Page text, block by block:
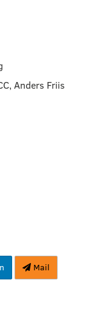
Anders Friis
Mail